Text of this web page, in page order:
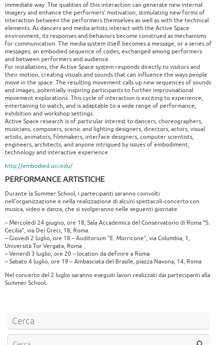
immediate way. The qualities of this interaction can generate new internal
imagery and enhance the performers’ motivation, stimulating new forms of
interaction between the performers themselves as well as with the technical
elements. As dancers and media artists interact with the Active Space
environment, its responses and behaviors become construed as mechanisms
for communication. The media system itself becomes a message, or a series of
messages, an embodied sequence of codes, exchanged among performers
and between performers and audience.
For installations, the Active Space system responds directly to visitors and
their motion, creating visuals and sounds that can influence the ways people
move in the space. The resulting movement calls up new sequences of sounds
and images, potentially inspiring participants to further improvisational
movement explorations. This cycle of interaction is exciting to experience,
entertaining to watch, and is adaptable to a wide range of performance,
exhibition and workshop settings.
Active Space research is of particular interest to dancers, choreographers,
musicians, composers, scenic and lighting designers, directors, actors, visual
artists, animators, filmmakers, interface designers, computer scientists,
engineers, architects, and anyone intrigued by issues of embodiment,
technology and interactive experience.
http://embodied.uci.edu/
PERFORMANCE ARTISTICHE
Durante la Summer School, i partecipanti saranno coinvolti
nell’organizzazione e nella realizzazione di alcuni spettacoli-concerto con
musica, video e danza, che si svolgeranno nelle seguenti giornate:
– Mercoledì 24 giugno, ore 18, Sala Accademica del Conservatorio di Roma “S.
Cecilia”, via Dei Greci, 18, Roma
– Giovedì 2 luglio, ore 18 – Auditorium “E. Morricone”, via Columbia, 1,
Università Tor Vergata, Roma
– Venerdì 3 luglio, ore 20 – location da definire a Roma
– Sabato 4 luglio, ore 19 – Ambasciata del Brasile, piazza Navona, 14, Roma
Nel concerto del 2 luglio saranno eseguiti lavori realizzati dai partecipanti alla
Summer School.
Cerca